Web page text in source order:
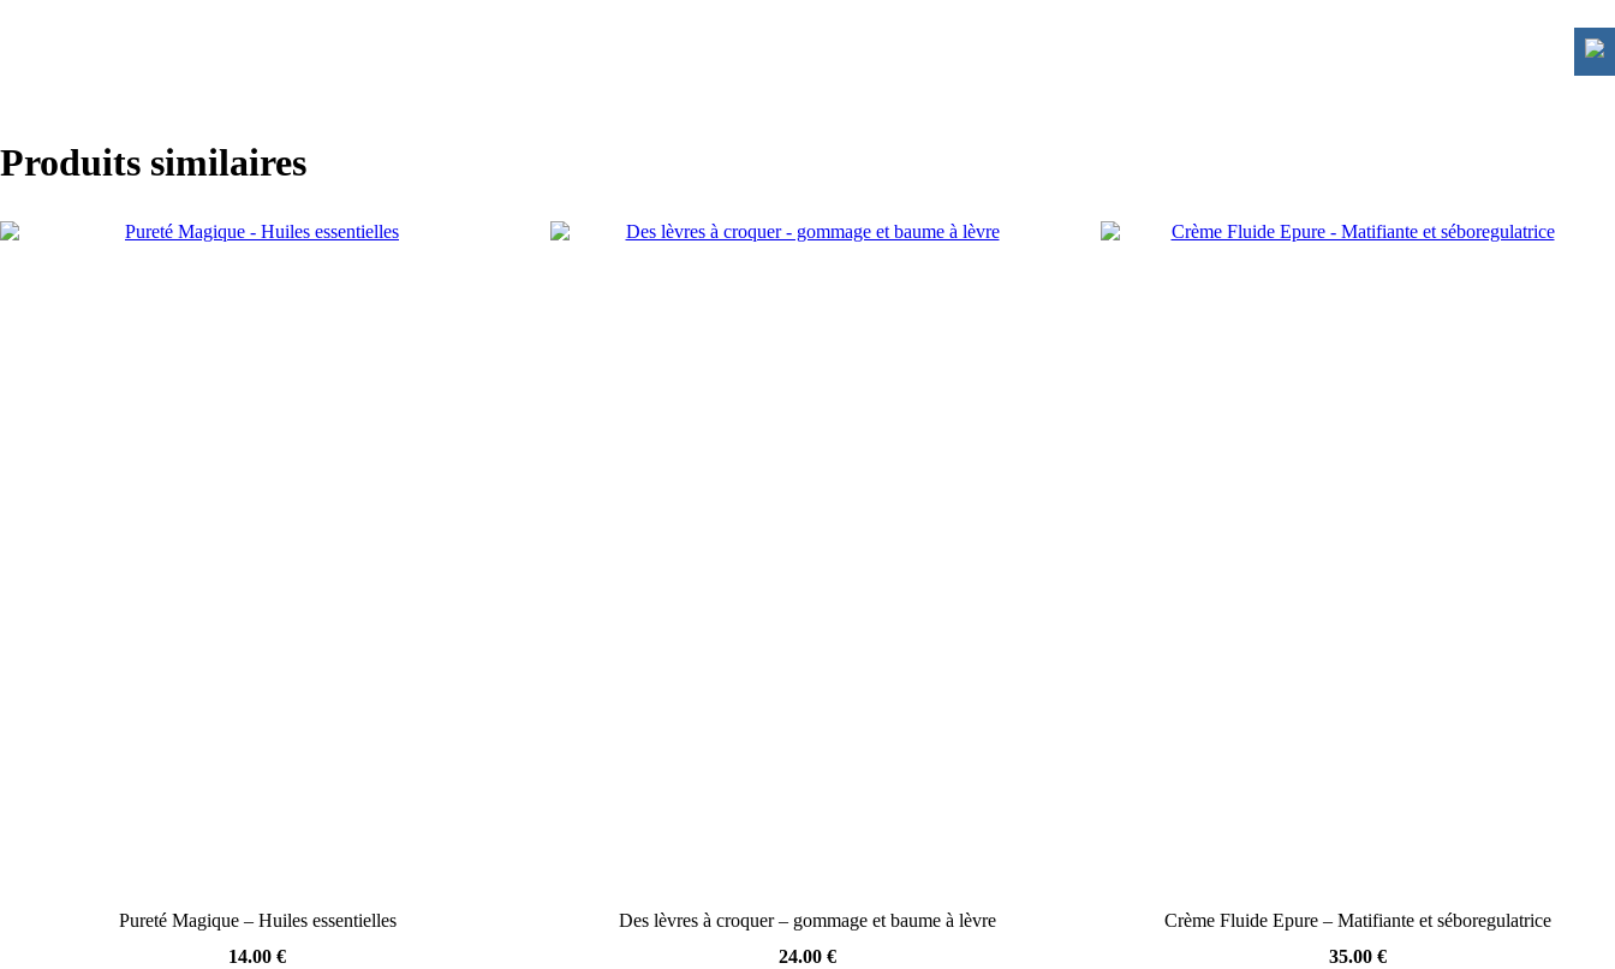
Produits similaires
Pureté Magique – Huiles essentielles
14.00 €
Des lèvres à croquer – gommage et baume à lèvre
24.00 €
Crème Fluide Epure – Matifiante et séboregulatrice
35.00 €